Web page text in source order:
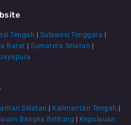
Tengah | Sulawesi Tenggara |
Barat | Sumatera Selatan |
Selatan | Kalimantan Tengah |
Bangka Belitung | Kepulauan